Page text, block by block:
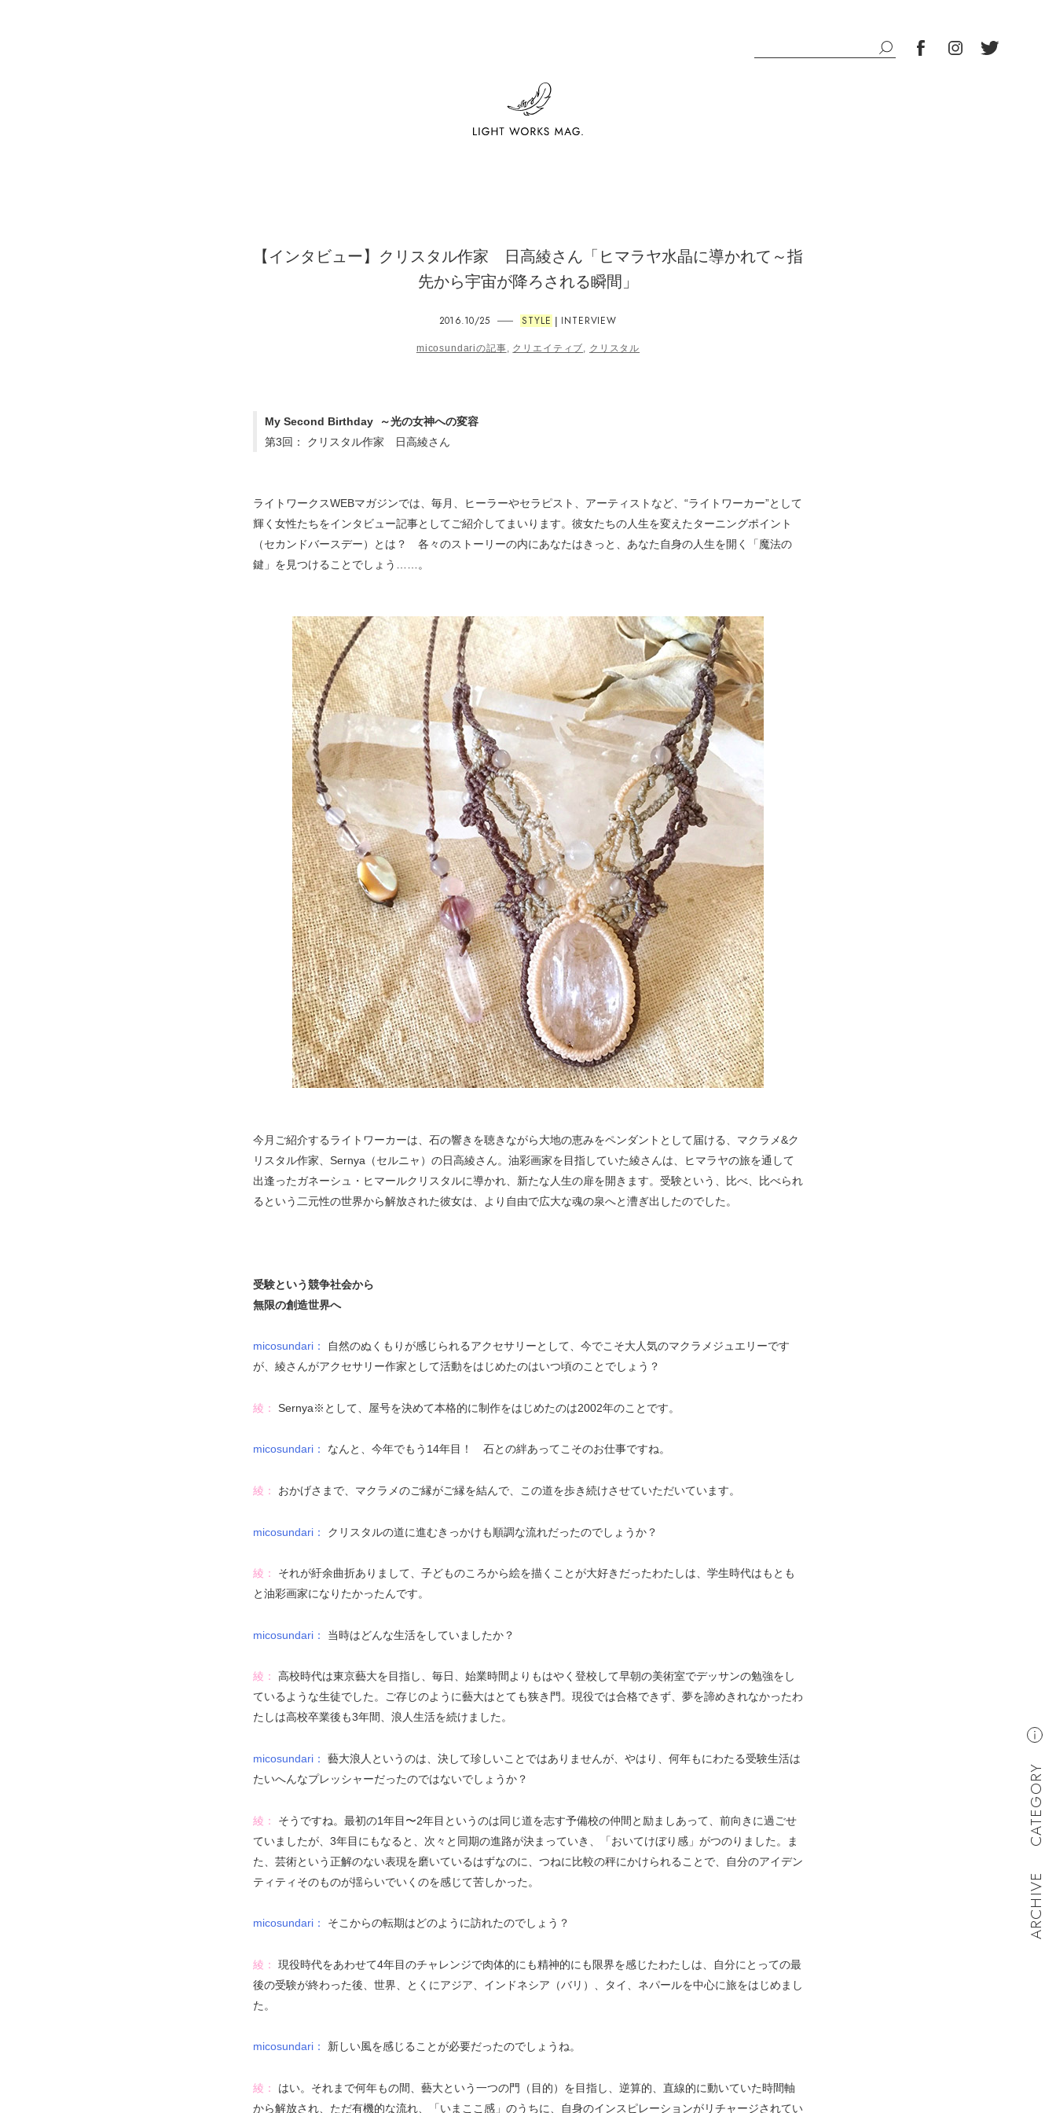
CATEGORY
ARCHIVE
【インタビュー】クリスタル作家 日高綾さん「ヒマラヤ水晶に導かれて～指
先から宇宙が降ろされる瞬間」
2016.10/25 STYLE | INTERVIEW
micosundariの記事 クリエイティブ クリスタル
My Second Birthday
～光の女神への変容
第3回： クリスタル作家 日高綾さん
ライトワークスWEBマガジンでは、毎月、ヒーラーやセラピスト、アーティストなど、“ライトワーカー”として
輝く女性たちをインタビュー記事としてご紹介してまいります。彼女たちの人生を変えたターニングポイント
（セカンドバースデー）とは？ 各々のストーリーの内にあなたはきっと、あなた自身の人生を開く「魔法の
鍵」を見つけることでしょう……。
今月ご紹介するライトワーカーは、石の響きを聴きながら大地の恵みをペンダントとして届ける、マクラメ&ク
リスタル作家、Sernya（セルニャ）の日高綾さん。油彩画家を目指していた綾さんは、ヒマラヤの旅を通して
出逢ったガネーシュ・ヒマールクリスタルに導かれ、新たな人生の扉を開きます。受験という、比べ、比べられ
るという二元性の世界から解放された彼女は、より自由で広大な魂の泉へと漕ぎ出したのでした。
受験という競争社会から
無限の創造世界へ
micosundari：
自然のぬくもりが感じられるアクセサリーとして、今でこそ大人気のマクラメジュエリーです
が、綾さんがアクセサリー作家として活動をはじめたのはいつ頃のことでしょう？
綾： Sernya※として、屋号を決めて本格的に制作をはじめたのは2002年のことです。
micosundari： なんと、今年でもう14年目！ 石との絆あってこそのお仕事ですね。
綾： おかげさまで、マクラメのご縁がご縁を結んで、この道を歩き続けさせていただいています。
micosundari： クリスタルの道に進むきっかけも順調な流れだったのでしょうか？
綾： それが紆余曲折ありまして、子どものころから絵を描くことが大好きだったわたしは、学生時代はもとも
と油彩画家になりたかったんです。
micosundari： 当時はどんな生活をしていましたか？
綾： 高校時代は東京藝大を目指し、毎日、始業時間よりもはやく登校して早朝の美術室でデッサンの勉強をし
ているような生徒でした。ご存じのように藝大はとても狭き門。現役では合格できず、夢を諦めきれなかったわ
たしは高校卒業後も3年間、浪人生活を続けました。
micosundari：
藝大浪人というのは、決して珍しいことではありませんが、やはり、何年もにわたる受験生活は
たいへんなプレッシャーだったのではないでしょうか？
綾： そうですね。最初の1年目〜2年目というのは同じ道を志す予備校の仲間と励ましあって、前向きに過ごせ
ていましたが、3年目にもなると、次々と同期の進路が決まっていき、「おいてけぼり感」がつのりました。ま
た、芸術という正解のない表現を磨いているはずなのに、つねに比較の秤にかけられることで、自分のアイデン
ティティそのものが揺らいでいくのを感じて苦しかった。
micosundari： そこからの転期はどのように訪れたのでしょう？
綾： 現役時代をあわせて4年目のチャレンジで肉体的にも精神的にも限界を感じたわたしは、自分にとっての最
後の受験が終わった後、世界、とくにアジア、インドネシア（バリ）、タイ、ネパールを中心に旅をはじめまし
た。
micosundari： 新しい風を感じることが必要だったのでしょうね。
綾： はい。それまで何年もの間、藝大という一つの門（目的）を目指し、逆算的、直線的に動いていた時間軸
から解放され、ただ有機的な流れ、「いまここ感」のうちに、自身のインスピレーションがリチャージされてい